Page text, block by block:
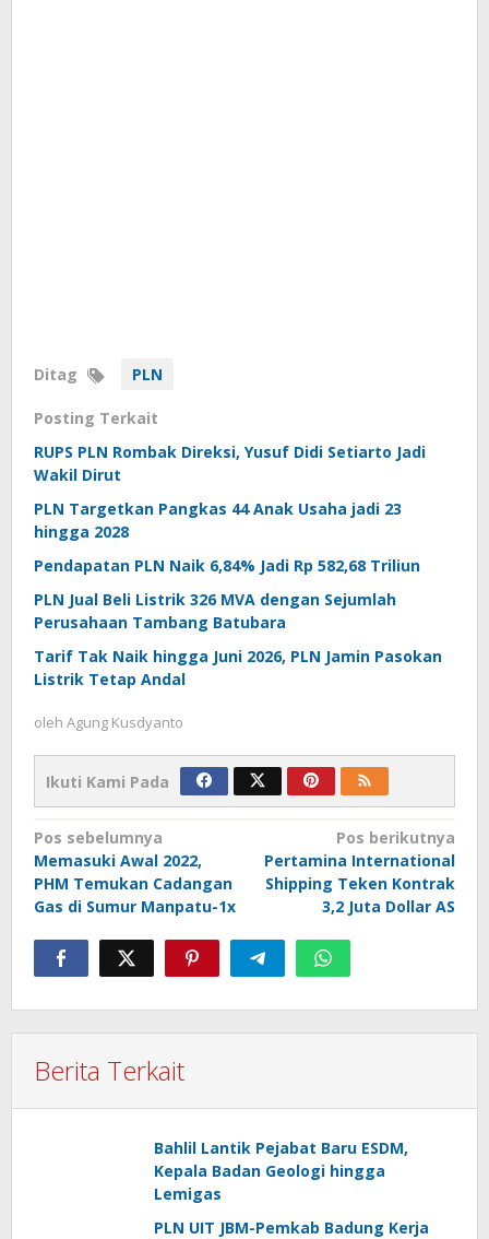
Ditag PLN
Posting Terkait
RUPS PLN Rombak Direksi, Yusuf Didi Setiarto Jadi
Wakil Dirut
PLN Targetkan Pangkas 44 Anak Usaha jadi 23
hingga 2028
Pendapatan PLN Naik 6,84% Jadi Rp 582,68 Triliun
PLN Jual Beli Listrik 326 MVA dengan Sejumlah
Perusahaan Tambang Batubara
Tarif Tak Naik hingga Juni 2026, PLN Jamin Pasokan
Listrik Tetap Andal
oleh Agung Kusdyanto
Ikuti Kami Pada
Navigasi
pos
Pos sebelumnya
Memasuki Awal 2022,
PHM Temukan Cadangan
Gas di Sumur Manpatu-1x
Pos berikutnya
Pertamina International
Shipping Teken Kontrak
3,2 Juta Dollar AS
Berita Terkait
Bahlil Lantik Pejabat Baru ESDM,
Kepala Badan Geologi hingga
Lemigas
PLN UIT JBM-Pemkab Badung Kerja